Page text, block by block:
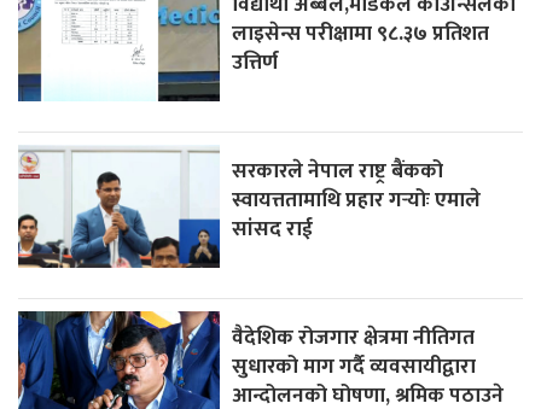
लाइसेन्स परीक्षामा ९८.३७ प्रतिशत
उत्तिर्ण
सरकारले नेपाल राष्ट्र बैंकको
स्वायत्ततामाथि प्रहार गर्‍योः एमाले
सांसद राई
वैदेशिक रोजगार क्षेत्रमा नीतिगत
सुधारको माग गर्दै व्यवसायीद्वारा
आन्दोलनको घोषणा, श्रमिक पठाउने